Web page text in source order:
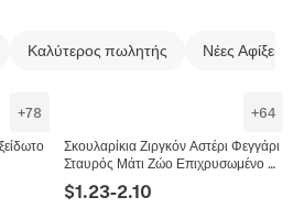
Καλύτερος πωλητής Νέες Αφίξεις
+78 +64
Σκουλαρίκια Ζιργκόν Αστέρι Φεγγάρι
Σταυρός Μάτι Ζώο Επιχρυσωμένο Με
Καρφίτσα Από Μόδα Κοσμήματα
$1.23-2.10